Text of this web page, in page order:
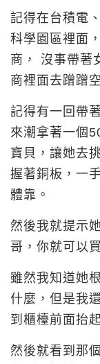
記得在台積電
科學園區裡面
商，
沒事帶著
商裡面去蹭蹭
記得有一回帶
來潮拿著一個
寶貝，讓她去
握著銅板，一
體靠。
然後我就提示
哥，你就可以
雖然我知道她
什麼，但是我
到櫃檯前面抬
然後就看到那